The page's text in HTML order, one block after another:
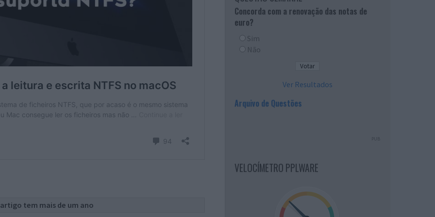
tem mais de um ano
Concorda com a renovação das notas de
euro?
Sim
Não
Ver Resultados
Arquivo de Questões
PUB
VELOCÍMETRO PPLWARE